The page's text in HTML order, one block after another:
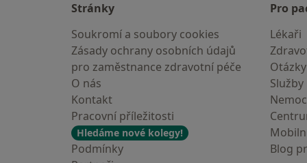
Stránky
Soukromí a soubory cookies
Zásady ochrany osobních údajů
pro zaměstnance zdravotní péče
O nás
Kontakt
Pracovní příležitosti
Hledáme nové kolegy!
Podmínky
Pro
Lékaři
Služby
Blog